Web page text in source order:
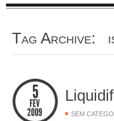
Tag Archive:
SEM